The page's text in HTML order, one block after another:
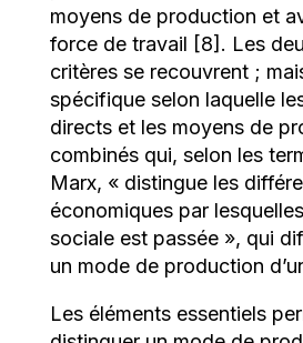
moyens de production et
force de travail [8]. Les
critères se recouvrent ;
spécifique selon laquelle
directs et les moyens de
combinés qui, selon les
Marx, « distingue les
économiques par
sociale est passée », qui
un mode de production
Les éléments essentiels